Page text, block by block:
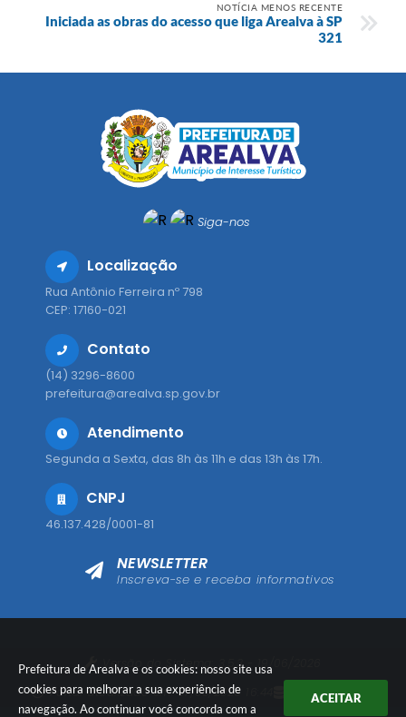
Prefeitura de Arealva e os cookies: nosso site usa
cookies para melhorar a sua experiência de
navegação. Ao continuar você concorda com a
ACEITAR
NOTÍCIA MENOS RECENTE
Iniciada as obras do acesso que liga Arealva à SP
321
Siga-nos
Localização
Rua Antônio Ferreira nº 798
CEP: 17160-021
Contato
(14) 3296-8600
prefeitura@arealva.sp.gov.br
Atendimento
Segunda a Sexta, das 8h às 11h e das 13h às 17h.
CNPJ
46.137.428/0001-81
NEWSLETTER
Inscreva-se e receba informativos
Versão do Sistema:
3.5.3 - 19/06/2026
Portal atualizado em:07/08/2026 16:44 Dados Abertos